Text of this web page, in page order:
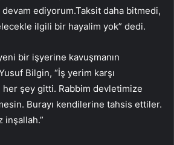
ediyorum.Taksit daha bitmedi,
ilgili bir hayalim yok” dedi.
bir işyerine kavuşmanın
Bilgin, “İş yerim karşı
her şey gitti. Rabbim devletimize
Burayı kendilerine tahsis ettiler.
inşallah.”